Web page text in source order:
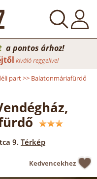
a pontos árhoz!
kiváló reggelivel
part>> Balatonmáriafürdő
9. Térkép
Kedvencekhez